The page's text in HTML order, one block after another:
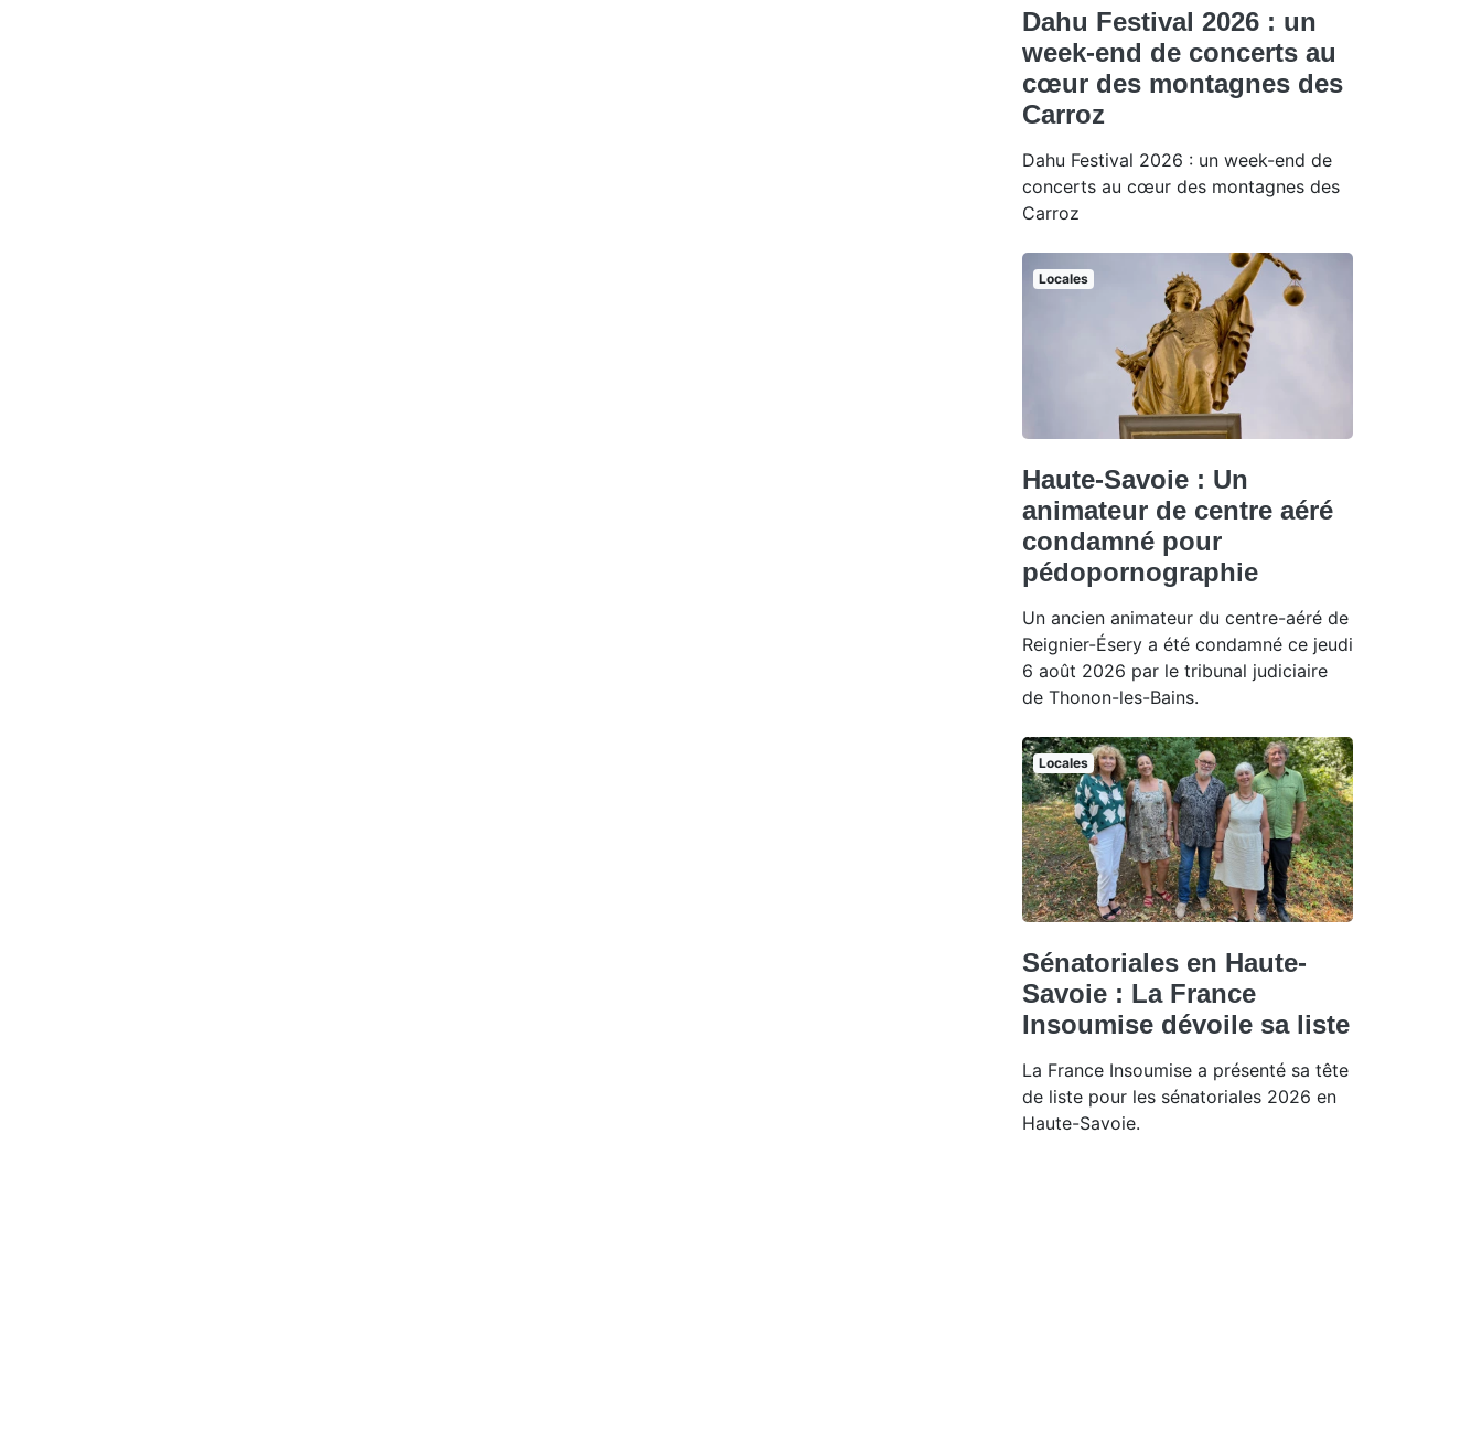
Dahu Festival 2026 : un
week-end de concerts au
cœur des montagnes des
Carroz
Dahu Festival 2026 : un week-end de
concerts au cœur des montagnes des
Carroz
Locales
Haute-Savoie : Un
animateur de centre aéré
condamné pour
pédopornographie
Un ancien animateur du centre-aéré de
Reignier-Ésery a été condamné ce jeudi
6 août 2026 par le tribunal judiciaire
de Thonon-les-Bains.
Locales
Sénatoriales en Haute-
Savoie : La France
Insoumise dévoile sa liste
La France Insoumise a présenté sa tête
de liste pour les sénatoriales 2026 en
Haute-Savoie.